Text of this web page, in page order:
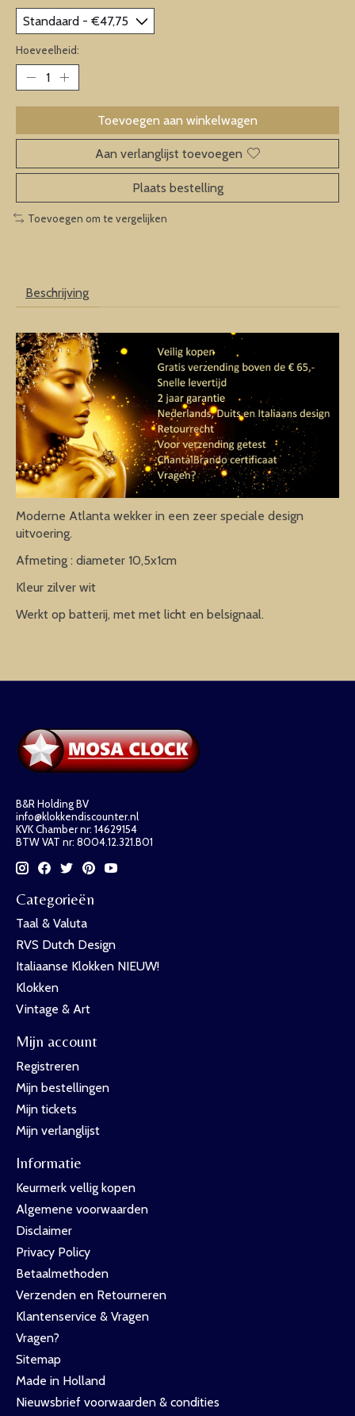
Hoeveelheid:
Toevoegen aan winkelwagen
Aan verlanglijst toevoegen
Plaats bestelling
Toevoegen om te vergelijken
Beschrijving
Moderne Atlanta wekker in een zeer speciale design
uitvoering.
Afmeting : diameter 10,5x1cm
Kleur zilver wit
Werkt op batterij, met met licht en belsignaal.
B&R Holding BV
info@klokkendiscounter.nl
KVK Chamber nr: 14629154
BTW VAT nr: 8004.12.321.B01
Categorieën
Taal & Valuta
RVS Dutch Design
Italiaanse Klokken NIEUW!
Klokken
Vintage & Art
Mijn account
Registreren
Mijn bestellingen
Mijn tickets
Mijn verlanglijst
Informatie
Keurmerk vellig kopen
Algemene voorwaarden
Disclaimer
Privacy Policy
Betaalmethoden
Verzenden en Retourneren
Klantenservice & Vragen
Vragen?
Sitemap
Made in Holland
Nieuwsbrief voorwaarden & condities